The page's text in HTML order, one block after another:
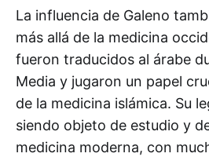
La influencia de Galeno
más allá de la medicina
fueron traducidos al árabe
Media y jugaron un papel
de la medicina islámica. Su
siendo objeto de estudio y
medicina moderna, con